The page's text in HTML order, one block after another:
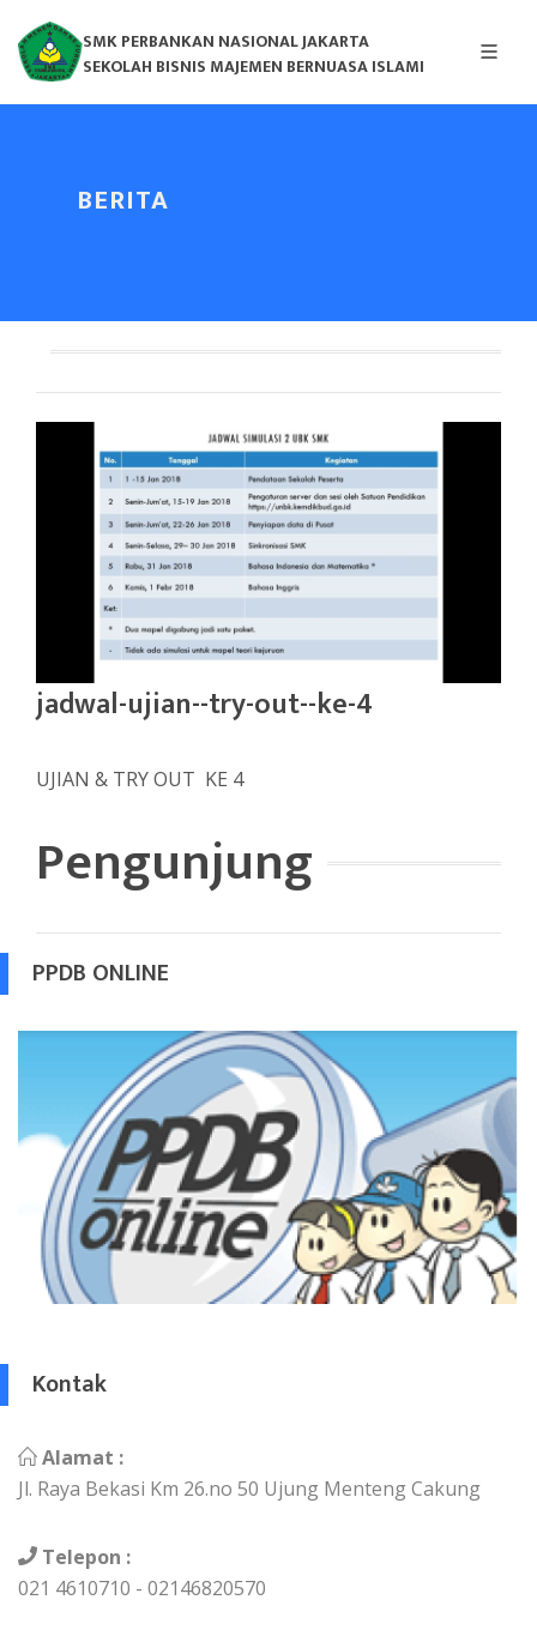
SMK PERBANKAN NASIONAL JAKARTA
SEKOLAH BISNIS MAJEMEN BERNUASA ISLAMI
BERITA
jadwal-ujian--try-out--ke-4
UJIAN & TRY OUT KE 4
Pengunjung
PPDB ONLINE
Kontak
Alamat :
Jl. Raya Bekasi Km 26.no 50 Ujung Menteng Cakung
Telepon :
021 4610710 - 02146820570